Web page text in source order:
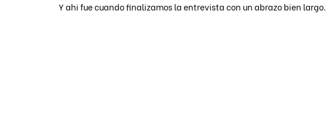
Y ahi fue cuando finalizamos la entrevista con un abrazo bien largo.